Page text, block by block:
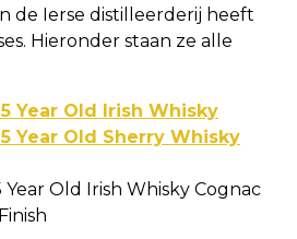
de Ierse distilleerderij heeft
Hieronder staan ze alle
5 Year Old Irish Whisky
5 Year Old Sherry Whisky
Year Old Irish Whisky Cognac